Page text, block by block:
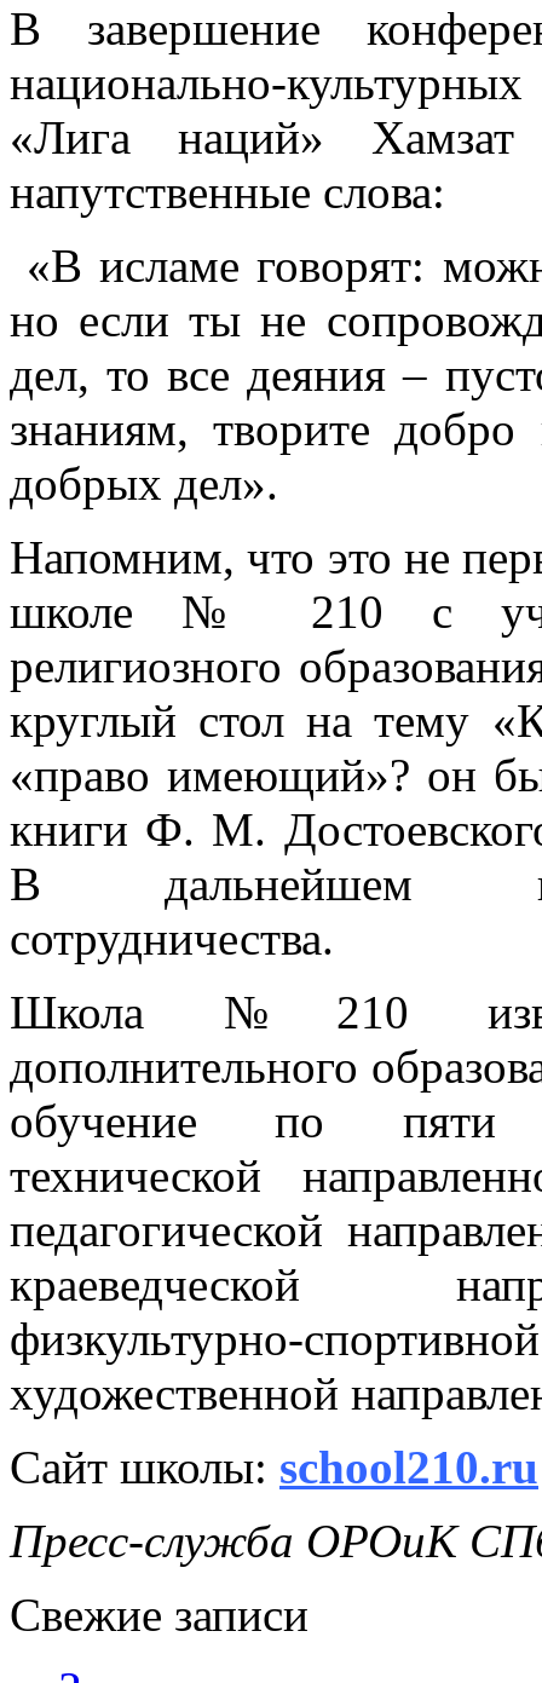
В завершение
национально-
«Лига наций» Хамзат
напутственные слова:
«В исламе говорят:
но если ты не
дел, то все деяния –
знаниям, творите
добрых дел».
Напомним, что это не
школе № 210 с
религиозного
круглый стол на тему
«право имеющий»? он
книги Ф. М.
В дальнейшем
сотрудничества.
Школа №210
дополнительного
обучение по пяти
технической
педагогической
краеведческой
физкультурно-
художественной
Сайт школы: school210.ru
Пресс-служба ОРОиК
Свежие записи